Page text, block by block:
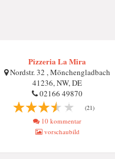
Pizzeria La Mira
Nordstr. 32 , Mönchengladbach
41236, NW, DE
02166 49870
(21)
10 kommentar
vorschaubild